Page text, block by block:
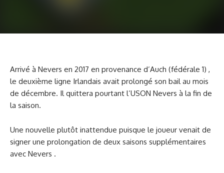
Arrivé à Nevers en 2017 en provenance d’Auch (fédérale 1) ,
le deuxième ligne Irlandais avait prolongé son bail au mois
de décembre. Il quittera pourtant l’USON Nevers à la fin de
la saison.
Une nouvelle plutôt inattendue puisque le joueur venait de
signer une prolongation de deux saisons supplémentaires
avec Nevers .